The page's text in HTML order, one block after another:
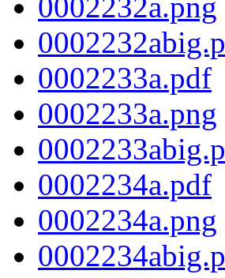
0002232a.png
0002233a.pdf
0002233a.png
0002234a.pdf
0002234a.png